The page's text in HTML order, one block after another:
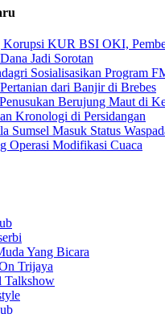
Korupsi KUR BSI OKI,
Jadi Sorotan
Sosialisasikan Program
dari Banjir di Brebes
Berujung Maut di
Kronologi di Persidangan
Sumsel Masuk Status
Operasi Modifikasi Cuaca
Yang Bicara
Trijaya
Talkshow